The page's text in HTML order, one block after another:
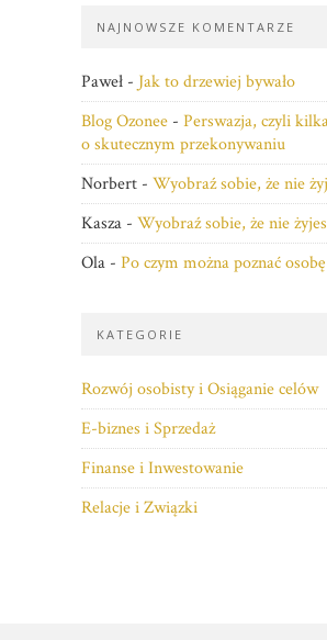
NAJNOWSZE KOMENTARZE
Paweł - Jak to drzewiej bywało
Blog Ozonee - Perswazja, czyli
o skutecznym przekonywaniu
Norbert - Wyobraź sobie, że nie
Kasza - Wyobraź sobie, że nie
Ola - Po czym można poznać
KATEGORIE
Rozwój osobisty i Osiąganie celów
E-biznes i Sprzedaż
Finanse i Inwestowanie
Relacje i Związki